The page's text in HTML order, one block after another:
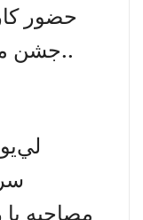
حضور
جشنتكذيب نكرد..
مصاحبه